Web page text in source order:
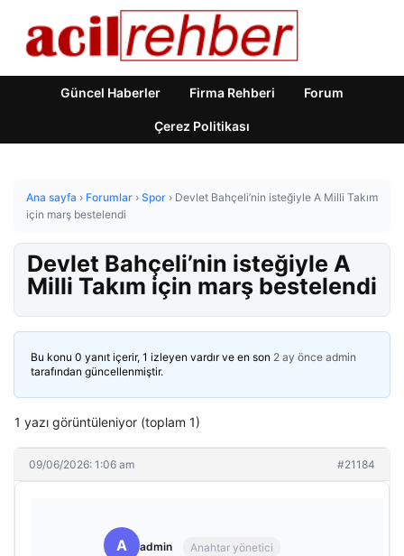
Güncel Haberler Firma Rehberi Forum
Çerez Politikası
Ana sayfa › Forumlar › Spor › Devlet Bahçeli’nin isteğiyle A Milli Takım
için marş bestelendi
Devlet Bahçeli’nin isteğiyle A
Milli Takım için marş bestelendi
Bu konu 0 yanıt içerir, 1 izleyen vardır ve en son 2 ay önce admin
tarafından güncellenmiştir.
1 yazı görüntüleniyor (toplam 1)
09/06/2026: 1:06 am #21184
A admin Anahtar yönetici